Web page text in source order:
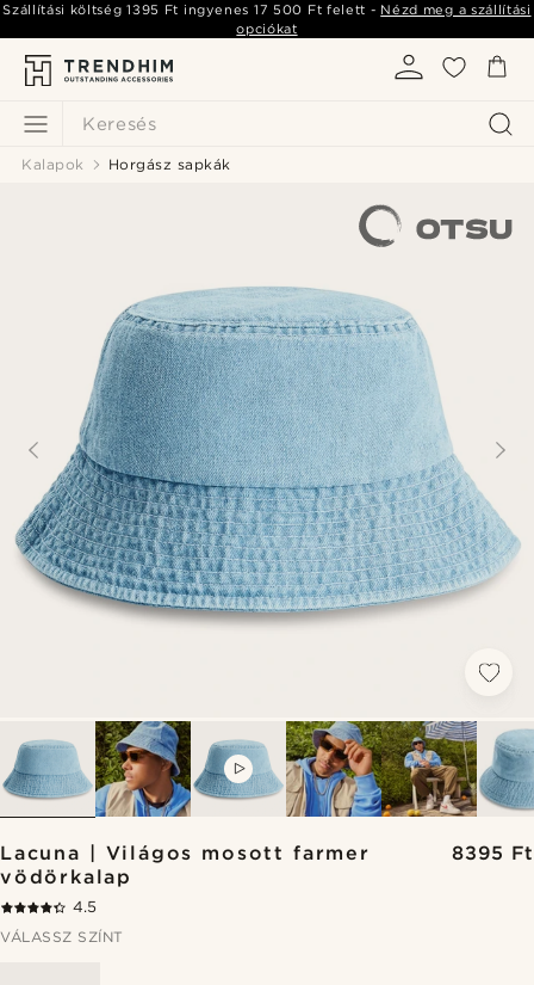
Keresés
Szállítási költség1395 Ft ingyenes 17 500 Ft felett - Nézd meg a szállítási
opciókat
Kalapok Horgász sapkák
Lacuna | Világos mosott farmer
vödörkalap
8395 Ft
4.5
VÁLASSZ SZÍNT